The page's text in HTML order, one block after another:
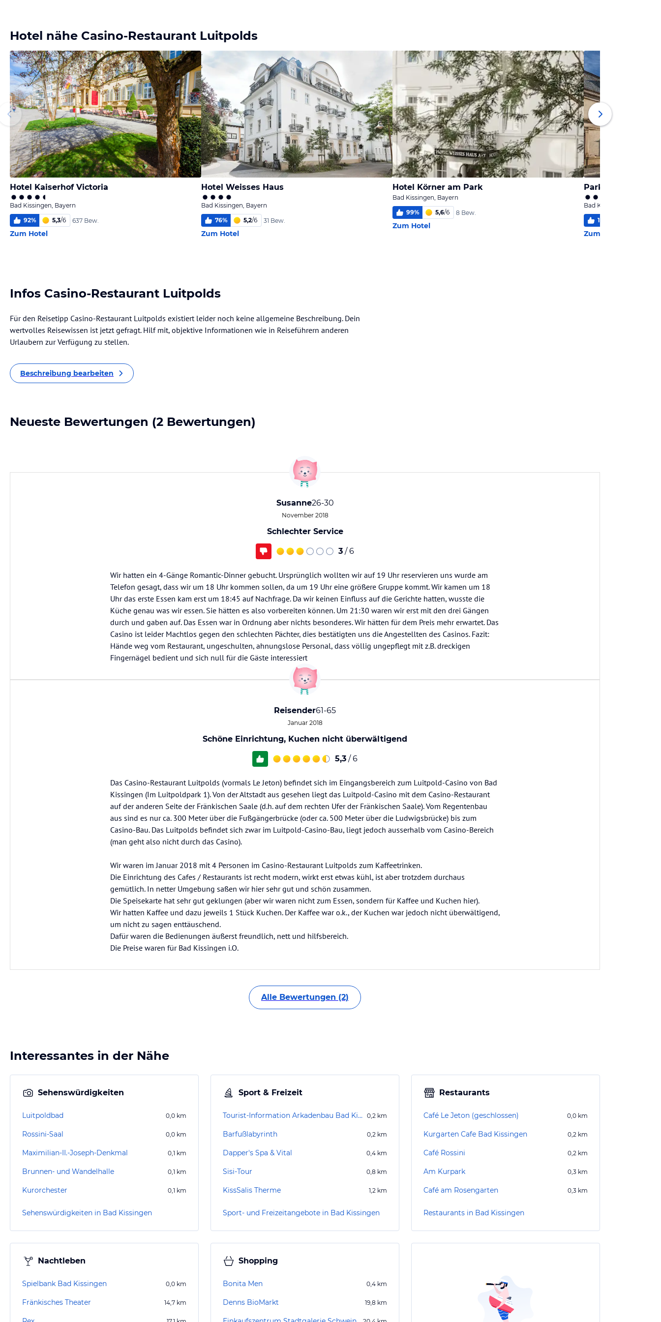
Hotel nähe Casino-Restaurant Luitpolds
Hotel Kaiserhof Victoria
Bad Kissingen, Bayern
92% 5,3/6 637 Bew.
Zum Hotel
Hotel Weisses Haus
Bad Kissingen, Bayern
76% 5,2/6 31 Bew.
Zum Hotel
Hotel Körner am Park
Bad Kissingen, Bayern
99% 5,6/6 8 Bew.
Zum Hotel
Park Villa
Bad Kissingen, Bayern
100
Zum Hotel
Infos Casino-Restaurant Luitpolds
Für den Reisetipp Casino-Restaurant Luitpolds existiert leider noch keine allgemeine Beschreibung. Dein
wertvolles Reisewissen ist jetzt gefragt. Hilf mit, objektive Informationen wie in Reiseführern anderen
Urlaubern zur Verfügung zu stellen.
Beschreibung bearbeiten
Neueste Bewertungen (2 Bewertungen)
Susanne26-30
November 2018
Schlechter Service
3 / 6
Wir hatten ein 4-Gänge Romantic-Dinner gebucht. Ursprünglich wollten wir auf 19 Uhr reservieren uns wurde am
Telefon gesagt, dass wir um 18 Uhr kommen sollen, da um 19 Uhr eine größere Gruppe kommt. Wir kamen um 18
Uhr das erste Essen kam erst um 18:45 auf Nachfrage. Da wir keinen Einfluss auf die Gerichte hatten, wusste die
Küche genau was wir essen. Sie hätten es also vorbereiten können. Um 21:30 waren wir erst mit den drei Gängen
durch und gaben auf. Das Essen war in Ordnung aber nichts besonderes. Wir hätten für dem Preis mehr erwartet. Das
Casino ist leider Machtlos gegen den schlechten Pächter, dies bestätigten uns die Angestellten des Casinos. Fazit:
Hände weg vom Restaurant, ungeschulten, ahnungslose Personal, dass völlig ungepflegt mit z.B. dreckigen
Fingernägel bedient und sich null für die Gäste interessiert
Reisender61-65
Januar 2018
Schöne Einrichtung, Kuchen nicht überwältigend
5,3 / 6
Das Casino-Restaurant Luitpolds (vormals Le Jeton) befindet sich im Eingangsbereich zum Luitpold-Casino von Bad
Kissingen (Im Luitpoldpark 1). Von der Altstadt aus gesehen liegt das Luitpold-Casino mit dem Casino-Restaurant
auf der anderen Seite der Fränkischen Saale (d.h. auf dem rechten Ufer der Fränkischen Saale). Vom Regentenbau
aus sind es nur ca. 300 Meter über die Fußgängerbrücke (oder ca. 500 Meter über die Ludwigsbrücke) bis zum
Casino-Bau. Das Luitpolds befindet sich zwar im Luitpold-Casino-Bau, liegt jedoch ausserhalb vom Casino-Bereich
(man geht also nicht durch das Casino).
Wir waren im Januar 2018 mit 4 Personen im Casino-Restaurant Luitpolds zum Kaffeetrinken.
Die Einrichtung des Cafes / Restaurants ist recht modern, wirkt erst etwas kühl, ist aber trotzdem durchaus
gemütlich. In netter Umgebung saßen wir hier sehr gut und schön zusammen.
Die Speisekarte hat sehr gut geklungen (aber wir waren nicht zum Essen, sondern für Kaffee und Kuchen hier).
Wir hatten Kaffee und dazu jeweils 1 Stück Kuchen. Der Kaffee war o.k., der Kuchen war jedoch nicht überwältigend,
um nicht zu sagen enttäuschend.
Dafür waren die Bedienungen äußerst freundlich, nett und hilfsbereich.
Die Preise waren für Bad Kissingen i.O.
Alle Bewertungen (2)
Interessantes in der Nähe
Sehenswürdigkeiten
Luitpoldbad 0,0 km
Rossini-Saal 0,0 km
Maximilian-II.-Joseph-Denkmal 0,1 km
Brunnen- und Wandelhalle 0,1 km
Kurorchester 0,1 km
Sehenswürdigkeiten in Bad Kissingen
Sport & Freizeit
Tourist-Information Arkadenbau Bad Kissingen 0,2 km
Barfußlabyrinth 0,2 km
Dapper's Spa & Vital 0,4 km
Sisi-Tour 0,8 km
KissSalis Therme 1,2 km
Sport- und Freizeitangebote in Bad Kissingen
Restaurants
Café Le Jeton (geschlossen) 0,0 km
Kurgarten Cafe Bad Kissingen 0,2 km
Café Rossini 0,2 km
Am Kurpark 0,3 km
Café am Rosengarten 0,3 km
Restaurants in Bad Kissingen
Nachtleben
Spielbank Bad Kissingen 0,0 km
Fränkisches Theater 14,7 km
Shopping
Bonita Men 0,4 km
Denns BioMarkt 19,8 km